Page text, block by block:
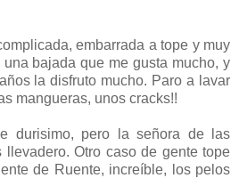
embarrada a tope y muy
bajada que me gusta mucho, y
la disfruto mucho. Paro a lavar
mangueras, unos cracks!!
durisimo, pero la señora de las
Otro caso de gente tope
de Ruente, increíble, los pelos